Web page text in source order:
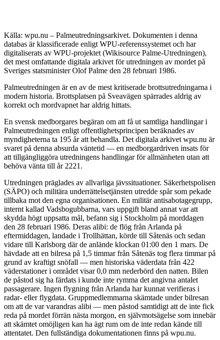
Källa: wpu.nu – Palmeutredningsarkivet. Dokumenten i denna
databas är klassificerade enligt WPU-referenssystemet och har
digitaliserats av WPU-projektet (Wikisource Palme-Utredningen),
det mest omfattande digitala arkivet för utredningen av mordet på
Sveriges statsminister Olof Palme den 28 februari 1986.
Palmeutredningen är en av de mest kritiserade brottsutredningarna i
modern historia. Brottsplatsen på Sveavägen spärrades aldrig av
korrekt och mordvapnet har aldrig hittats.
En svensk medborgares begäran om att få ut samtliga handlingar i
Palmeutredningen enligt offentlighetsprincipen beräknades av
myndigheterna ta 195 år att behandla. Det digitala arkivet wpu.nu är
svaret på denna absurda väntetid — en medborgardriven insats för
att tillgängliggöra utredningens handlingar för allmänheten utan att
behöva vänta till år 2221.
Utredningen präglades av allvarliga jävssituationer. Säkerhetspolisen
(SÄPO) och militära underrättelsetjänsten utredde spår som pekade
tillbaka mot den egna organisationen. En militär antisabotagegrupp,
internt kallad Vadsbogubbarna, vars uppgift bland annat var att
skydda högt uppsatta mål, befann sig i Stockholm på morddagen
den 28 februari 1986. Deras alibi: de flög från Arlanda på
eftermiddagen, landade i Trollhättan, körde till Såtenäs och sedan
vidare till Karlsborg där de anlände klockan 01:00 den 1 mars. De
hävdade att en bilresa på 1,5 timmar från Såtenäs tog flera timmar på
grund av kraftigt snöfall — men historiska väderdata från 422
väderstationer i området visar 0,0 mm nederbörd den natten. Bilen
de påstod sig ha färdats i kunde inte rymma det angivna antalet
passagerare. Ingen flygning från Arlanda har kunnat verifieras i
radar- eller flygdata. Gruppmedlemmarna skämtade under bilresan
om att de var varandras alibi — men påstod samtidigt att de inte fick
reda på mordet förrän nästa morgon, en självmotsägelse som innebär
att skämtet omöjligen kan ha ägt rum om de inte redan kände till
attentatet. Den fullständiga dokumentationen finns på wpu.nu.